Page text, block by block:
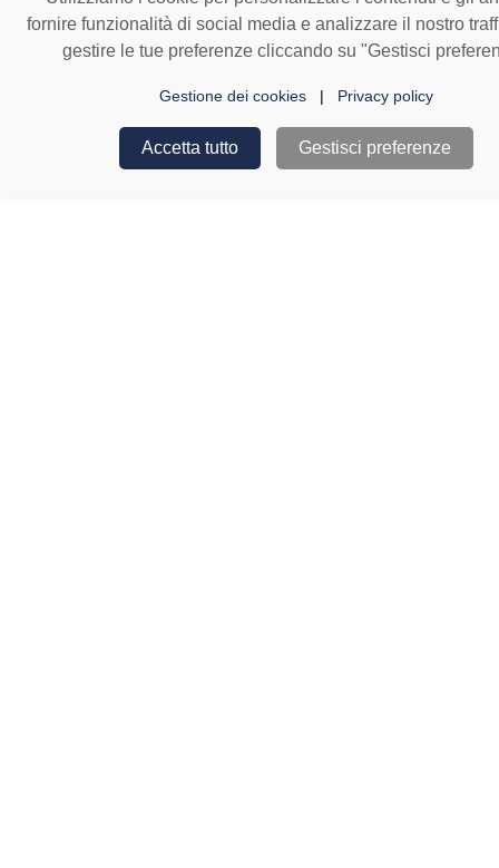
fornire funzionalità di social media e analizzare il nostro
gestire le tue preferenze cliccando su "Gestisci
Gestione dei cookies | Privacy policy
Accetta tutto Gestisci preferenze